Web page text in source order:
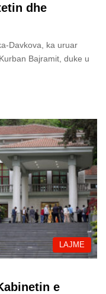
dhe
Davkova, ka uruar
Bajramit, duke u
LAJME
e